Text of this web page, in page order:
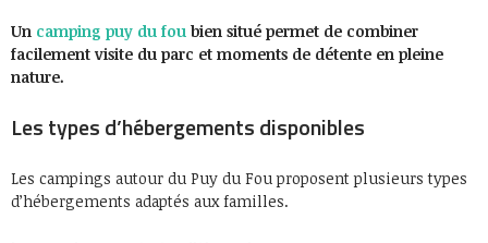
Un camping puy du fou bien situé permet de combiner
facilement visite du parc et moments de détente en pleine
nature.
Les types d’hébergements disponibles
Les campings autour du Puy du Fou proposent plusieurs types
d’hébergements adaptés aux familles.